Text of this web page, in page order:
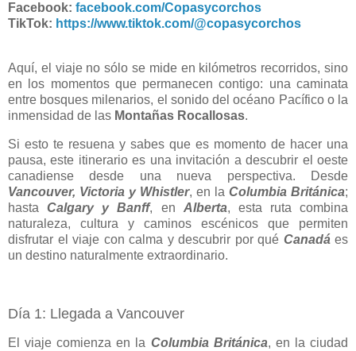
Facebook: facebook.com/Copasycorchos
TikTok: https://www.tiktok.com/@copasycorchos
Aquí, el viaje no sólo se mide en kilómetros recorridos, sino
en los momentos que permanecen contigo: una caminata
entre bosques milenarios, el sonido del océano Pacífico o la
inmensidad de las Montañas Rocallosas.
Si esto te resuena y sabes que es momento de hacer una
pausa, este itinerario es una invitación a descubrir el oeste
canadiense desde una nueva perspectiva. Desde
Vancouver, Victoria y Whistler, en la Columbia Británica;
hastaCalgary y Banff, en Alberta, esta ruta combina
naturaleza, cultura y caminos escénicos que permiten
disfrutar el viaje con calma y descubrir por qué Canadá es
un destino naturalmente extraordinario.
Día 1: Llegada a Vancouver
El viaje comienza en la Columbia Británica, en la ciudad